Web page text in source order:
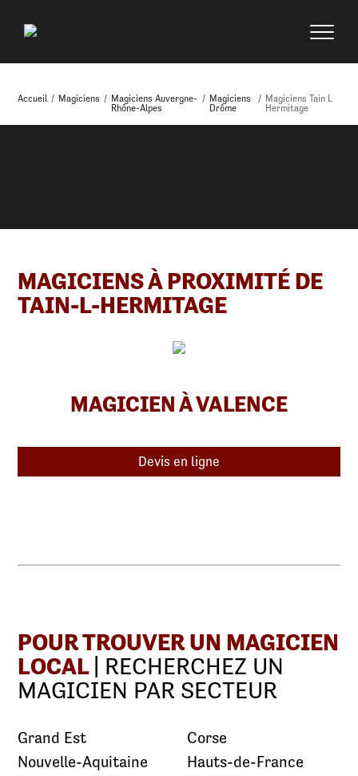
Accueil / Magiciens / Magiciens Auvergne-
Rhône-Alpes
/ Magiciens
Drôme
/ Magiciens Tain L
Hermitage
MAGICIENS À PROXIMITÉ DE
TAIN-L-HERMITAGE
MAGICIEN À VALENCE
Devis en ligne
POUR TROUVER UN MAGICIEN
LOCAL | RECHERCHEZ UN
MAGICIEN PAR SECTEUR
Grand Est
Nouvelle-Aquitaine
Corse
Hauts-de-France